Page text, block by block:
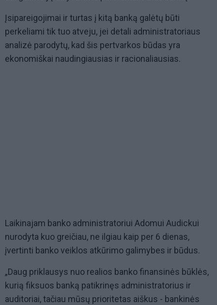
Įsipareigojimai ir turtas į kitą banką galėtų būti
perkeliami tik tuo atveju, jei detali administratoriaus
analizė parodytų, kad šis pertvarkos būdas yra
ekonomiškai naudingiausias ir racionaliausias.
Laikinajam banko administratoriui Adomui Audickui
nurodyta kuo greičiau, ne ilgiau kaip per 6 dienas,
įvertinti banko veiklos atkūrimo galimybes ir būdus.
„Daug priklausys nuo realios banko finansinės būklės,
kurią fiksuos banką patikrinęs administratorius ir
auditoriai, tačiau mūsų prioritetas aiškus - bankinės